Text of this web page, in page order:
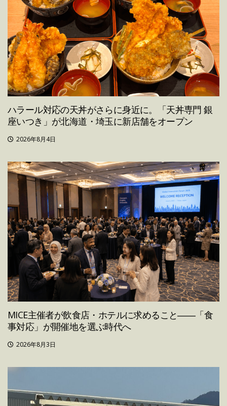
ハラール対応の天丼がさらに身近に。「天丼専門 銀
座いつき」が北海道・埼玉に新店舗をオープン
2026年8月4日
MICE主催者が飲食店・ホテルに求めること――「食
事対応」が開催地を選ぶ時代へ
2026年8月3日